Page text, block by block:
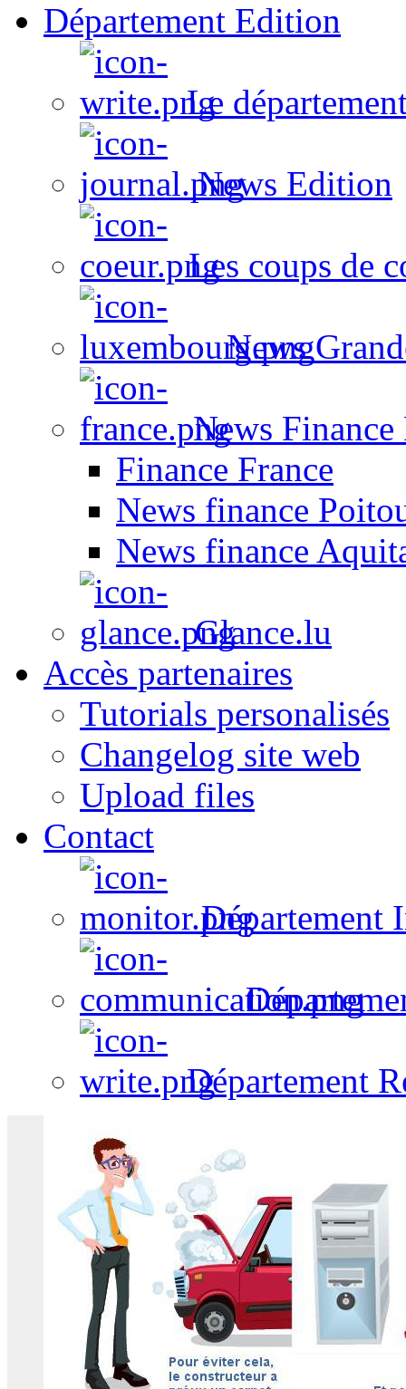
Département Edition
Le
News Edition
Les coups de
News
News Finance
Finance France
News finance
News finance
Glance.lu
Accès partenaires
Tutorials personalisés
Changelog site web
Upload files
Contact
Département
Département